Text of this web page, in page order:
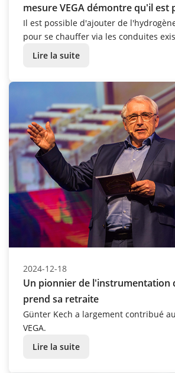
mesure VEGA démontre qu'il est
d'ajouter de l'hydrogène au gaz
chauffer via les conduites
Il est possible d'ajouter de
pour se chauffer via les conduites
Lire la suite
2024-12-18
Un pionnier de l'instrumentation
prend sa retraite
Günter Kech a largement contribué
VEGA.
Lire la suite